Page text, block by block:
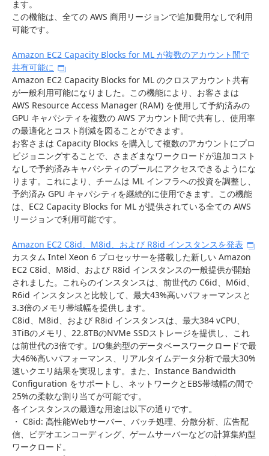
ます。
この機能は、全ての AWS 商用リージョンで追加費用なしで利用
可能です。
Amazon EC2 Capacity Blocks for ML が複数のアカウント間で
共有可能に
Amazon EC2 Capacity Blocks for ML のクロスアカウント共有
が一般利用可能になりました。この機能により、お客さまは
AWS Resource Access Manager (RAM) を使用して予約済みの
GPU キャパシティを複数の AWS アカウント間で共有し、使用率
の最適化とコスト削減を図ることができます。
お客さまは Capacity Blocks を購入して複数のアカウントにプロ
ビジョニングすることで、さまざまなワークロードが追加コスト
なしで予約済みキャパシティのプールにアクセスできるようにな
ります。これにより、チームは ML インフラへの投資を調整し、
予約済み GPU キャパシティを継続的に使用できます。この機能
は、EC2 Capacity Blocks for ML が提供されている全ての AWS
リージョンで利用可能です。
Amazon EC2 C8id、M8id、および R8id インスタンスを発表
カスタム Intel Xeon 6 プロセッサーを搭載した新しい Amazon
EC2 C8id、M8id、および R8id インスタンスの一般提供が開始
されました。これらのインスタンスは、前世代の C6id、M6id、
R6id インスタンスと比較して、最大43%高いパフォーマンスと
3.3倍のメモリ帯域幅を提供します。
C8id、M8id、および R8id インスタンスは、最大384 vCPU、
3TiBのメモリ、22.8TBのNVMe SSDストレージを提供し、これ
は前世代の3倍です。I/O集約型のデータベースワークロードで最
大46%高いパフォーマンス、リアルタイムデータ分析で最大30%
速いクエリ結果を実現します。また、Instance Bandwidth
Configuration をサポートし、ネットワークとEBS帯域幅の間で
25%の柔軟な割り当てが可能です。
各インスタンスの最適な用途は以下の通りです。
・ C8id: 高性能Webサーバー、バッチ処理、分散分析、広告配
信、ビデオエンコーディング、ゲームサーバーなどの計算集約型
ワークロード。